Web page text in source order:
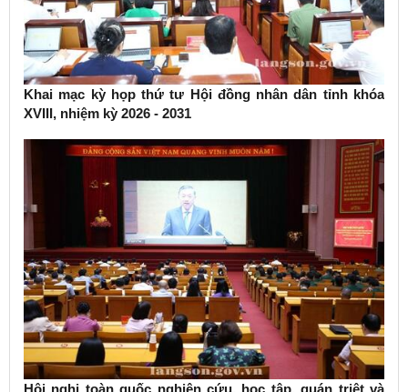
Khai mạc kỳ họp thứ tư Hội đồng nhân dân tỉnh khóa
XVIII, nhiệm kỳ 2026 - 2031
Hội nghị toàn quốc nghiên cứu, học tập, quán triệt và